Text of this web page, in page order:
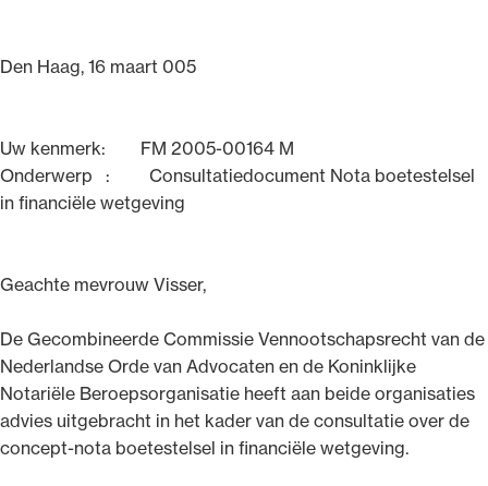
Den Haag, 16 maart 005
Uw kenmerk: FM 2005-00164 M
Onderwerp : Consultatiedocument Nota boetestelsel
in financiële wetgeving
Geachte mevrouw Visser,
De Gecombineerde Commissie Vennootschapsrecht van de
Nederlandse Orde van Advocaten en de Koninklijke
Notariële Beroepsorganisatie heeft aan beide organisaties
advies uitgebracht in het kader van de consultatie over de
concept-nota boetestelsel in financiële wetgeving.
de advocatuur (Voda) en de Regeling op de
Ondersteuning voor advocaten bij hun
beroepsuitoefening: van de advocatenpas tot
het rechtsgebiedenregister en
geheimhoudernummers.